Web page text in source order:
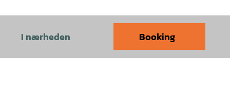
I nærheden Booking